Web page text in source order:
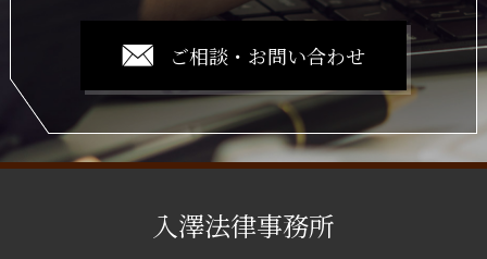
ご相談・お問い合わせ
入澤法律事務所